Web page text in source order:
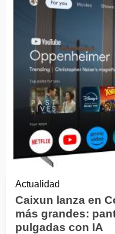
Actualidad
Caixun lanza en
más grandes:
pulgadas con IA